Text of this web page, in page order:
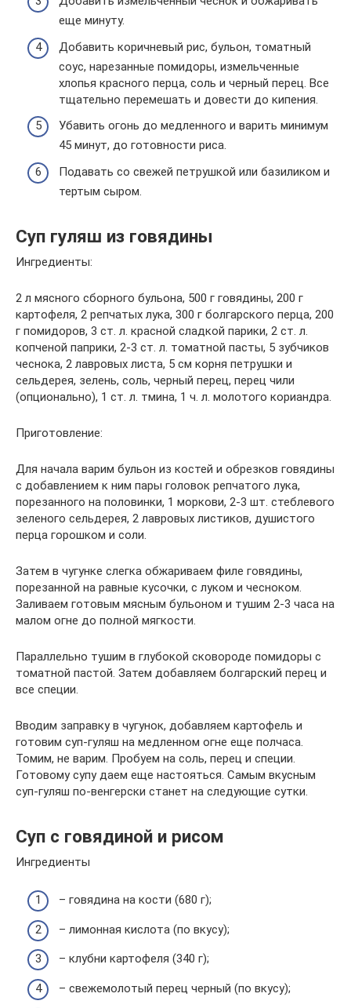
еще минуту.
Добавить коричневый рис, бульон, томатный
соус, нарезанные помидоры, измельченные
хлопья красного перца, соль и черный перец. Все
тщательно перемешать и довести до кипения.
Убавить огонь до медленного и варить минимум
45 минут, до готовности риса.
Подавать со свежей петрушкой или базиликом и
тертым сыром.
Суп гуляш из говядины
Ингредиенты:
2 л мясного сборного бульона, 500 г говядины, 200 г
картофеля, 2 репчатых лука, 300 г болгарского перца, 200
г помидоров, 3 ст. л. красной сладкой парики, 2 ст. л.
копченой паприки, 2-3 ст. л. томатной пасты, 5 зубчиков
чеснока, 2 лавровых листа, 5 см корня петрушки и
сельдерея, зелень, соль, черный перец, перец чили
(опционально), 1 ст. л. тмина, 1 ч. л. молотого кориандра.
Приготовление:
Для начала варим бульон из костей и обрезков говядины
с добавлением к ним пары головок репчатого лука,
порезанного на половинки, 1 моркови, 2-3 шт. стеблевого
зеленого сельдерея, 2 лавровых листиков, душистого
перца горошком и соли.
Затем в чугунке слегка обжариваем филе говядины,
порезанной на равные кусочки, с луком и чесноком.
Заливаем готовым мясным бульоном и тушим 2-3 часа на
малом огне до полной мягкости.
Параллельно тушим в глубокой сковороде помидоры с
томатной пастой. Затем добавляем болгарский перец и
все специи.
Вводим заправку в чугунок, добавляем картофель и
готовим суп-гуляш на медленном огне еще полчаса.
Томим, не варим. Пробуем на соль, перец и специи.
Готовому супу даем еще настояться. Самым вкусным
суп-гуляш по-венгерски станет на следующие сутки.
Суп с говядиной и рисом
Ингредиенты
– говядина на кости (680 г);
– лимонная кислота (по вкусу);
– клубни картофеля (340 г);
– свежемолотый перец черный (по вкусу);